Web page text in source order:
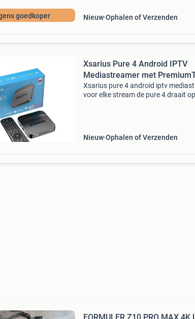
goedkoper Nieuw Ophalen of Verzenden
Xsarius Pure 4 Android IPTV
Mediastreamer met
Xsarius pure 4 android iptv
voor elke stream de pure 4 draait
Nieuw Ophalen of Verzenden